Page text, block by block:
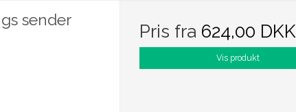
sender
Pris fra 624,00 DKK
Vis produkt